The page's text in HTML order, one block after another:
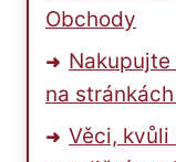
Obchody
na
Věci,